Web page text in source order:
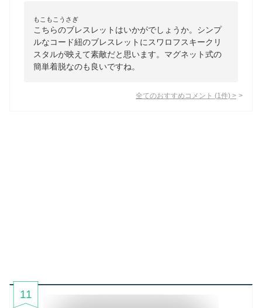
もこもこうさぎ
こちらのブレスレットはいかがでしょうか。シンプ
ルなコード紐のブレスレットにスワロフスキークリ
スタルが映えて素敵だと思います。マグネット式の
簡単着脱なのも良いですね。
全てのおすすめコメント (1 件) >
11